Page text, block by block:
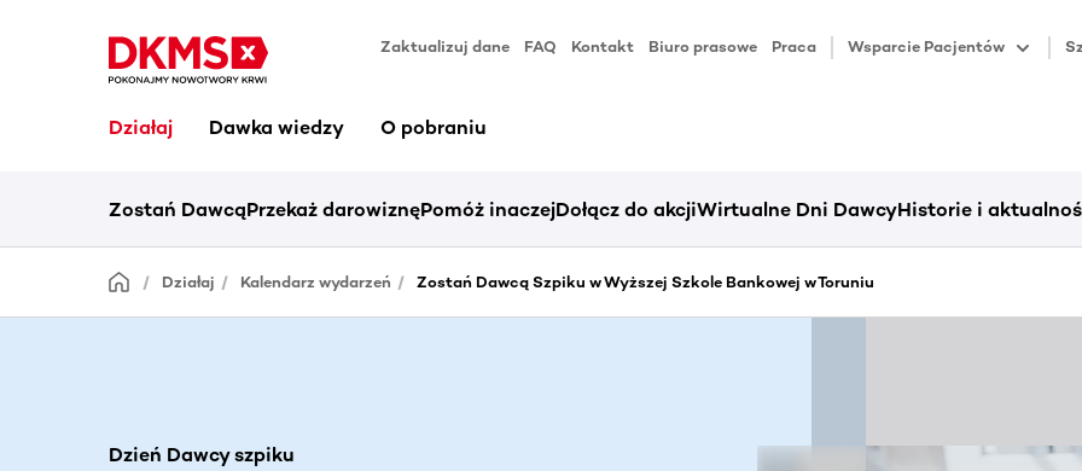
Zaktualizuj dane FAQ Kontakt Biuro prasowe Praca Wsparcie Pacjentów
Działaj Dawka wiedzy O pobraniu
Zostań DawcąPrzekaż darowiznęPomóż inaczejDołącz do akcjiWirtualne Dni DawcyHistorie i
Działaj Kalendarz wydarzeń Zostań Dawcą Szpiku w Wyższej Szkole Bankowej w Toruniu
Dzień Dawcy szpiku